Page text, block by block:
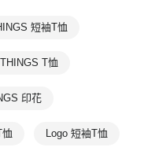
短袖T恤
T恤
印花
Logo 短袖T恤